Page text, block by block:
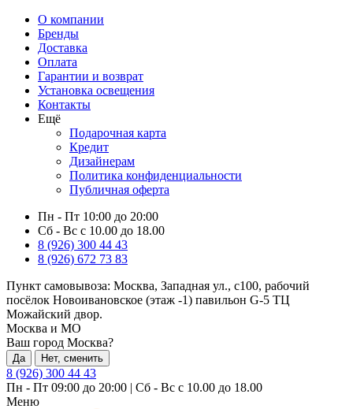
О компании
Бренды
Доставка
Оплата
Гарантии и возврат
Установка освещения
Контакты
Ещё
Подарочная карта
Кредит
Дизайнерам
Политика конфиденциальности
Публичная оферта
Пн - Пт 10:00 до 20:00
Сб - Вс с 10.00 до 18.00
8 (926) 300 44 43
8 (926) 672 73 83
Пункт самовывоза: Москва, Западная ул., с100, рабочий
посёлок Новоивановское (этаж -1) павильон G-5 ТЦ
Можайский двор.
Москва и МО
Ваш город Москва?
Да Нет, сменить
8 (926) 300 44 43
Пн - Пт 09:00 до 20:00 | Сб - Вс с 10.00 до 18.00
Меню